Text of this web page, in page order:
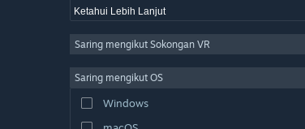
Ketahui Lebih Lanjut
Saring mengikut Sokongan VR
Saring mengikut OS
Windows